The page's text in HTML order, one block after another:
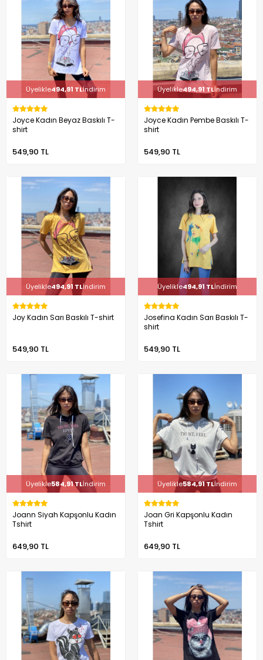
Üyelikle494,91 TLİndirim
Joyce Kadın Beyaz Baskılı T-
shirt
549,90 TL
Üyelikle494,91 TLİndirim
Joyce Kadın Pembe Baskılı T-
shirt
549,90 TL
Üyelikle494,91 TLİndirim
Joy Kadın Sarı Baskılı T-shirt
549,90 TL
Üyelikle494,91 TLİndirim
Josefina Kadın Sarı Baskılı T-
shirt
549,90 TL
Üyelikle584,91 TLİndirim
Joann Siyah Kapşonlu Kadın
Tshirt
649,90 TL
Üyelikle584,91 TLİndirim
Joan Gri Kapşonlu Kadın
Tshirt
649,90 TL